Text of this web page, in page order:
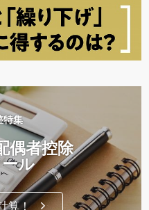
特集
偶者控除
ル
算！